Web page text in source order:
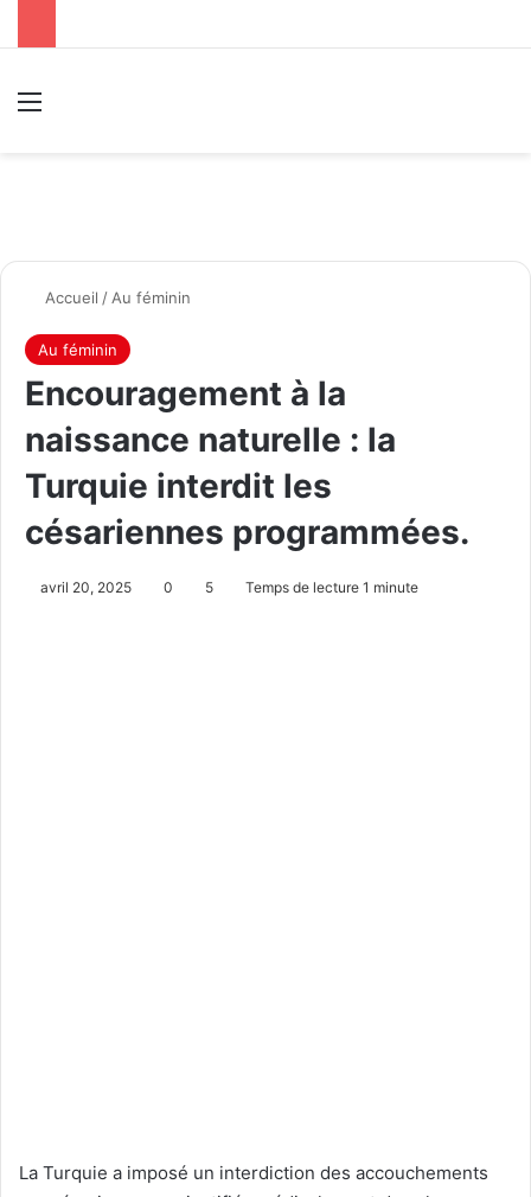
Accueil / Au féminin
Au féminin
Encouragement à la
naissance naturelle : la
Turquie interdit les
césariennes programmées.
avril 20, 2025 0 5 Temps de lecture 1 minute
La Turquie a imposé un interdiction des accouchements